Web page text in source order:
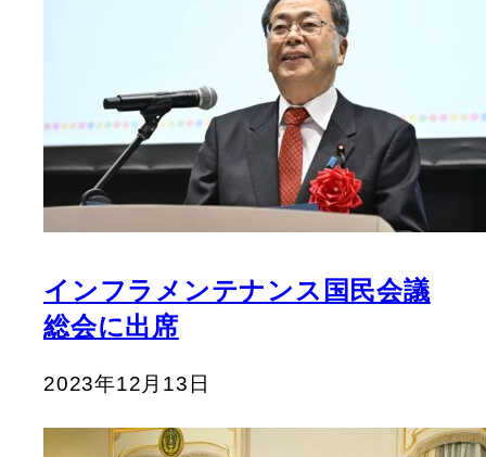
インフラメンテナンス国民会議
総会に出席
2023年12月13日